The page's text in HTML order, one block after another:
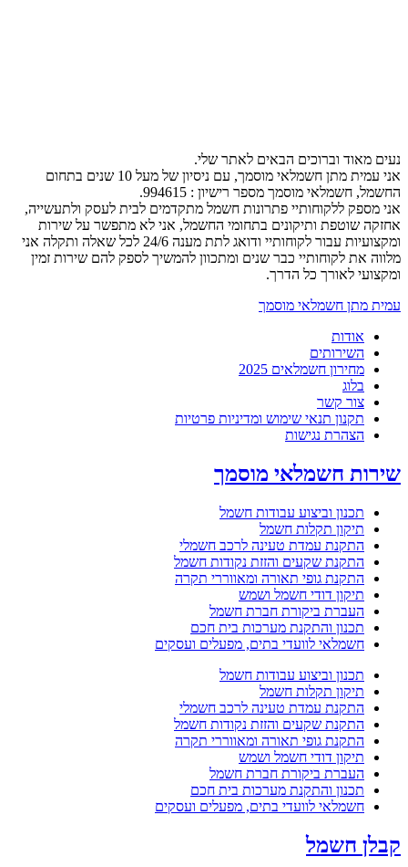
נעים מאוד וברוכים הבאים לאתר שלי.
אני עמית מתן חשמלאי מוסמך, עם ניסיון של מעל 10 שנים בתחום
החשמל, חשמלאי מוסמך מספר רישיון : 994615.
אני מספק ללקוחותיי פתרונות חשמל מתקדמים לבית לעסק ולתעשייה,
אחזקה שוטפת ותיקונים בתחומי החשמל, אני לא מתפשר על שירות
ומקצועיות עבור לקוחותיי ודואג לתת מענה 24/6 לכל שאלה ותקלה אני
מלווה את לקוחותיי כבר שנים ומתכוון להמשיך לספק להם שירות זמין
ומקצועי לאורך כל הדרך.
עמית מתן חשמלאי מוסמך
אודות
השירותים
מחירון חשמלאים 2025
בלוג
צור קשר
תקנון תנאי שימוש ומדיניות פרטיות
הצהרת נגישות
שירות חשמלאי מוסמך
תכנון וביצוע עבודות חשמל
תיקון תקלות חשמל
התקנת עמדת טעינה לרכב חשמלי
התקנת שקעים והזזת נקודות חשמל
התקנת גופי תאורה ומאווררי תקרה
תיקון דודי חשמל ושמש
העברת ביקורת חברת חשמל
תכנון והתקנת מערכות בית חכם
חשמלאי לוועדי בתים, מפעלים ועסקים
תכנון וביצוע עבודות חשמל
תיקון תקלות חשמל
התקנת עמדת טעינה לרכב חשמלי
התקנת שקעים והזזת נקודות חשמל
התקנת גופי תאורה ומאווררי תקרה
תיקון דודי חשמל ושמש
העברת ביקורת חברת חשמל
תכנון והתקנת מערכות בית חכם
חשמלאי לוועדי בתים, מפעלים ועסקים
קבלן חשמל